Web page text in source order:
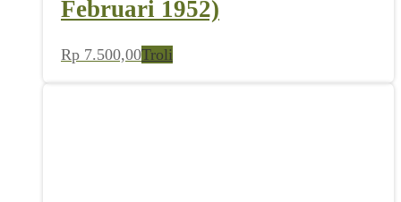
Februari 1952)
Rp 7.500,00Troli